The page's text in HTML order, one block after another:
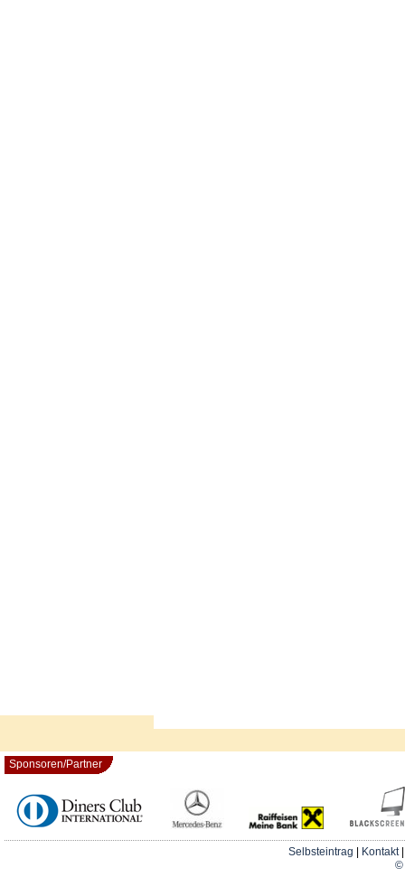
Sponsoren/Partner
Selbsteintrag Kontakt
©